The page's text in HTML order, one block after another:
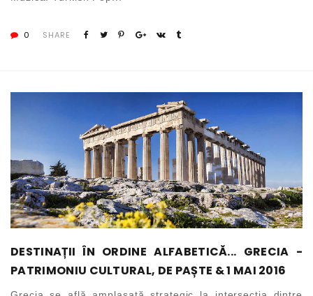
0 SHARE
DESTINAȚII ÎN ORDINE ALFABETICĂ... GRECIA -
PATRIMONIU CULTURAL, DE PAȘTE & 1 MAI 2016